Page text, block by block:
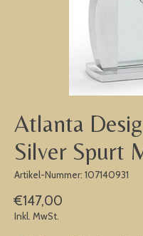
Atlanta
Silver Spurt
Artikel-Nummer: 107140931
€147,00
Inkl. MwSt.